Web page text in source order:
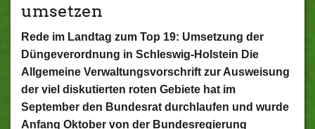
umsetzen
Rede im Landtag zum Top 19: Umsetzung der
Düngeverordnung in Schleswig-Holstein Die
Allgemeine Verwaltungsvorschrift zur Ausweisung
der viel diskutierten roten Gebiete hat im
September den Bundesrat durchlaufen und wurde
Anfang Oktober von der Bundesregierung